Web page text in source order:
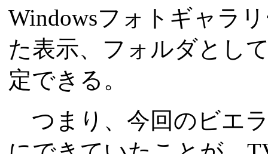
Windowsフォトギャラ
た表示、フォルダとし
定できる。
つまり、今回のビエ